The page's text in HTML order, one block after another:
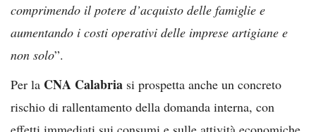
comprimendo il potere d’acquisto delle famiglie e
aumentando i costi operativi delle imprese artigiane e
non solo”.
Per la CNA Calabria si prospetta anche un concreto
rischio di rallentamento della domanda interna, con